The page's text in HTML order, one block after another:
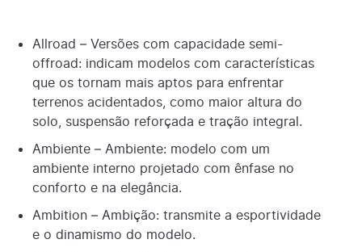
Allroad – Versões com capacidade semi-
offroad: indicam modelos com características
que os tornam mais aptos para enfrentar
terrenos acidentados, como maior altura do
solo, suspensão reforçada e tração integral.
Ambiente – Ambiente: modelo com um
ambiente interno projetado com ênfase no
conforto e na elegância.
Ambition – Ambição: transmite a esportividade
e o dinamismo do modelo.